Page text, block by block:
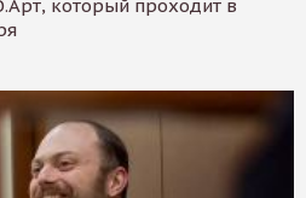
который проходит в